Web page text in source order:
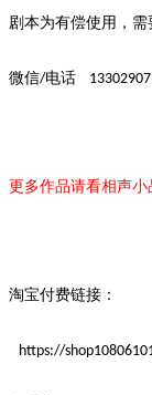
剧本为有偿使用，
微信/电话
更多作品请看相声小
淘宝付费链接：
https://